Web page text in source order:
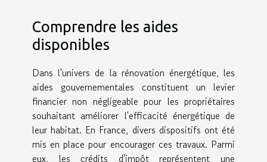
Comprendre les aides
disponibles
Dans l'univers de la rénovation énergétique, les
aides gouvernementales constituent un levier
financier non négligeable pour les propriétaires
souhaitant améliorer l'efficacité énergétique de
leur habitat. En France, divers dispositifs ont été
mis en place pour encourager ces travaux. Parmi
eux, les crédits d'impôt représentent une